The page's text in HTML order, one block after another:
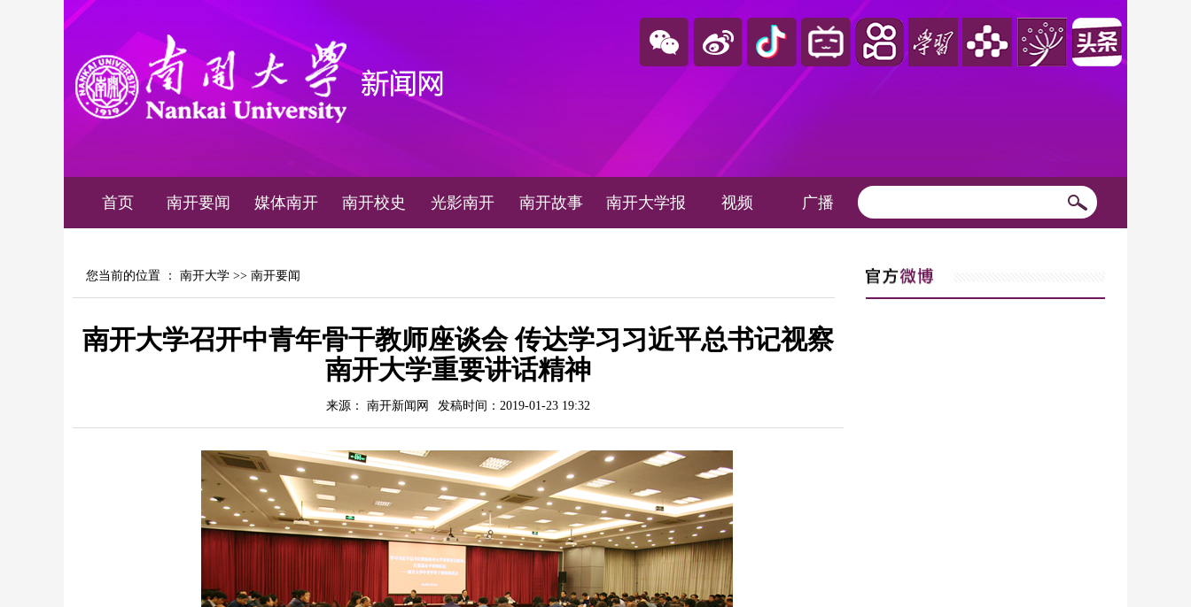
首页 南开要闻 媒体南开 南开校史 光影南开 南开故事 南开大学报 视频 广播
您当前的位置 ： 南开大学 >> 南开要闻
南开大学召开中青年骨干教师座谈会 传达学习习近平总书记视察
南开大学重要讲话精神
来源： 南开新闻网 发稿时间：2019-01-23 19:32